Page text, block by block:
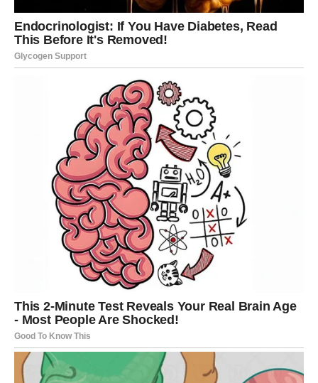
Žumanjke tucite dok ne postanu pjenasti, a zatim u smjesu
umiješajte šećer.